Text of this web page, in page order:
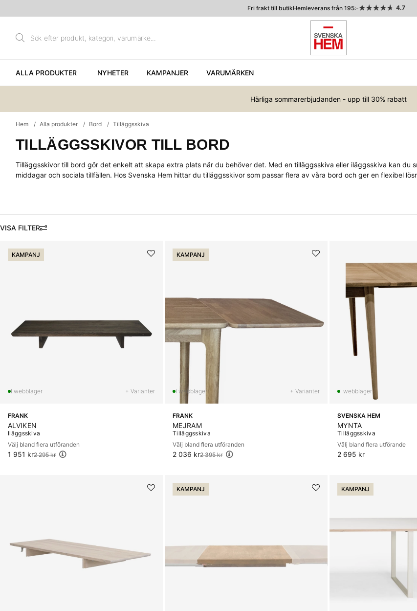
Fri frakt till butikHemleverans från 195:- 4.7
ALLA PRODUKTER NYHETER KAMPANJER VARUMÄRKEN
Härliga sommarerbjudanden - upp till 30% rabatt
Hem Alla produkter Bord Tilläggsskiva
TILLÄGGSSKIVOR TILL BORD
Tilläggsskivor till bord gör det enkelt att skapa extra plats när du behöver det. Med en tilläggsskiva eller iläggsskiva kan
middagar och sociala tillfällen. Hos Svenska Hem hittar du tilläggsskivor som passar flera av våra bord och ger en flexibel
FILTRERA
Produkter
KAMPANJ
+ Varianter
FRANK
ALVIKEN
Iläggsskiva
Välj bland flera utföranden
1 951 kr
Ordinarie pris:
2 295 kr
KAMPANJ
+ Varianter
FRANK
MEJRAM
Tilläggsskiva
Välj bland flera utföranden
2 036 kr
Ordinarie pris:
2 395 kr
SVENSKA HEM
MYNTA
Tilläggsskiva
Välj bland flera utförande
2 695 kr
KAMPANJ KAMPANJ